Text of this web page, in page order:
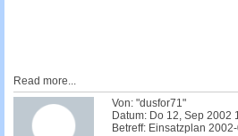
Read more...
Von: "dusfor71"
Datum: Do 12, Sep 2002
Betreff: Einsatzplan